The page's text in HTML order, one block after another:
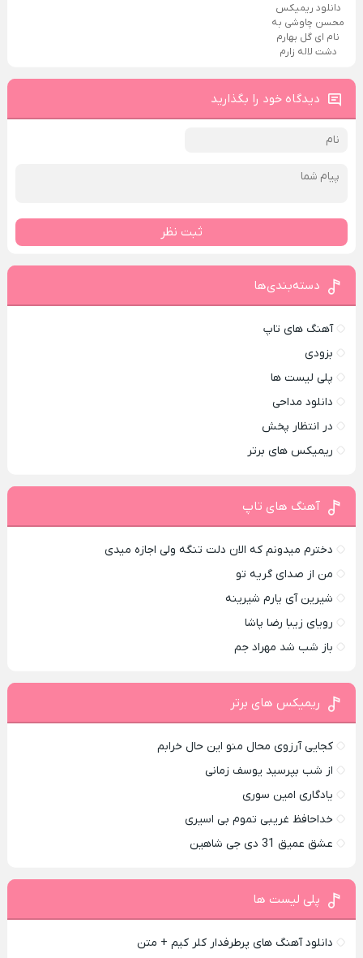
دانلود ریمیکس
محسن چاوشی به
نام ای گل بهارم
دشت لاله زارم
دیدگاه خود را بگذارید
ثبت نظر
دسته‌بندی‌ها
آهنگ های تاپ
بزودی
پلی لیست ها
دانلود مداحی
در انتظار پخش
ریمیکس های برتر
آهنگ های تاپ
دخترم میدونم که الان دلت تنگه ولی اجازه میدی
من از صدای گريه تو
شیرین آی یارم شیرینه
رویای زیبا رضا پاشا
باز شب شد مهراد جم
ریمیکس های برتر
کجایی آرزوی محال منو این حال خرابم
از شب بپرسید یوسف زمانی
یادگاری امین سوری
خداحافظ غریبی تموم بی اسیری
عشق عمیق 31 دی جی شاهین
پلی لیست ها
دانلود آهنگ های پرطرفدار کلر کیم + متن